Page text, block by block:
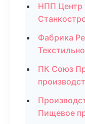
НПП
Фабрика
ПК Союз
Пищевое